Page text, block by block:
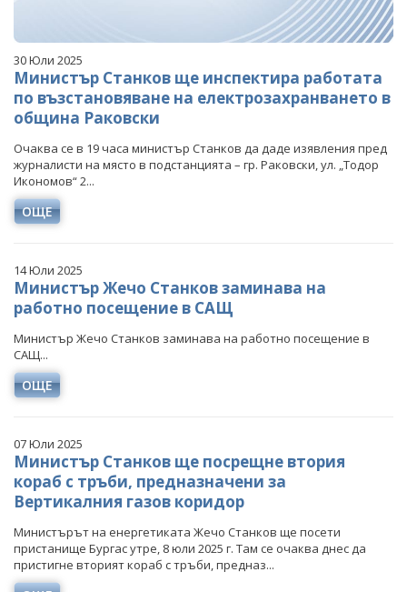
30 Юли 2025
Министър Станков ще инспектира работата
по възстановяване на електрозахранването в
община Раковски
Очаква се в 19 часа министър Станков да даде изявления пред
журналисти на място в подстанцията – гр. Раковски, ул. „Тодор
Икономов“ 2...
ОЩЕ
14 Юли 2025
Министър Жечо Станков заминава на
работно посещение в САЩ
Министър Жечо Станков заминава на работно посещение в
САЩ...
ОЩЕ
07 Юли 2025
Министър Станков ще посрещне втория
кораб с тръби, предназначени за
Вертикалния газов коридор
Министърът на енергетиката Жечо Станков ще посети
пристанище Бургас утре, 8 юли 2025 г. Там се очаква днес да
пристигне вторият кораб с тръби, предназ...